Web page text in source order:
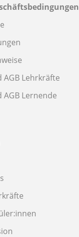
Lehrkräfte
Lernende